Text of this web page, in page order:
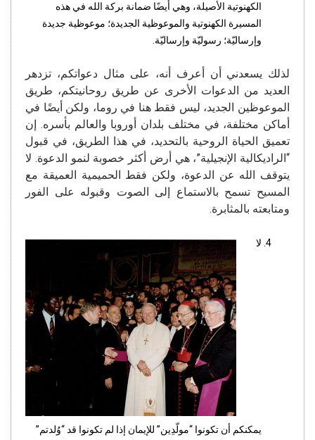
الكهنوتية الأصيلة، وهي أيضًا ضمانة بركة الله في هذه
المسيرة الكهنوتية والموعوظية الجديدة؛ موعوظية جديدة
وإرساليّة؛ رسوليّة وإرساليّة.
لذلك يسعدني أن أعرف أنه، على مثال دعواتكم، تزدهر
العديد من الدعوات الأخرى عن طريق روحانيتكم، طريق
الموعوظين الجديد، ليس فقط هنا في روما، ولكن أيضًا في
أماكن مختلفة، في مختلف بلدان أوروبا والعالم بأسره. إن
تعميق الحياة الروحية بالتحديد، في هذا الطريق، في قبول
“الراديكالية الإنجيلية”، هي أرض أكثر خصوبة لنمو الدعوة. لا
يتوقف الله عن الدعوة، ولكن فقط الحميمية العميقة مع
المسيح تسمح بالاستماع إلى الصوت وقبوله على الفور
ومتابعته بالمثابرة.
لا
يمكنكم أن تكونوا “مولّدِين” للإيمان إذا لم تكونوا قد “وُلدتم”